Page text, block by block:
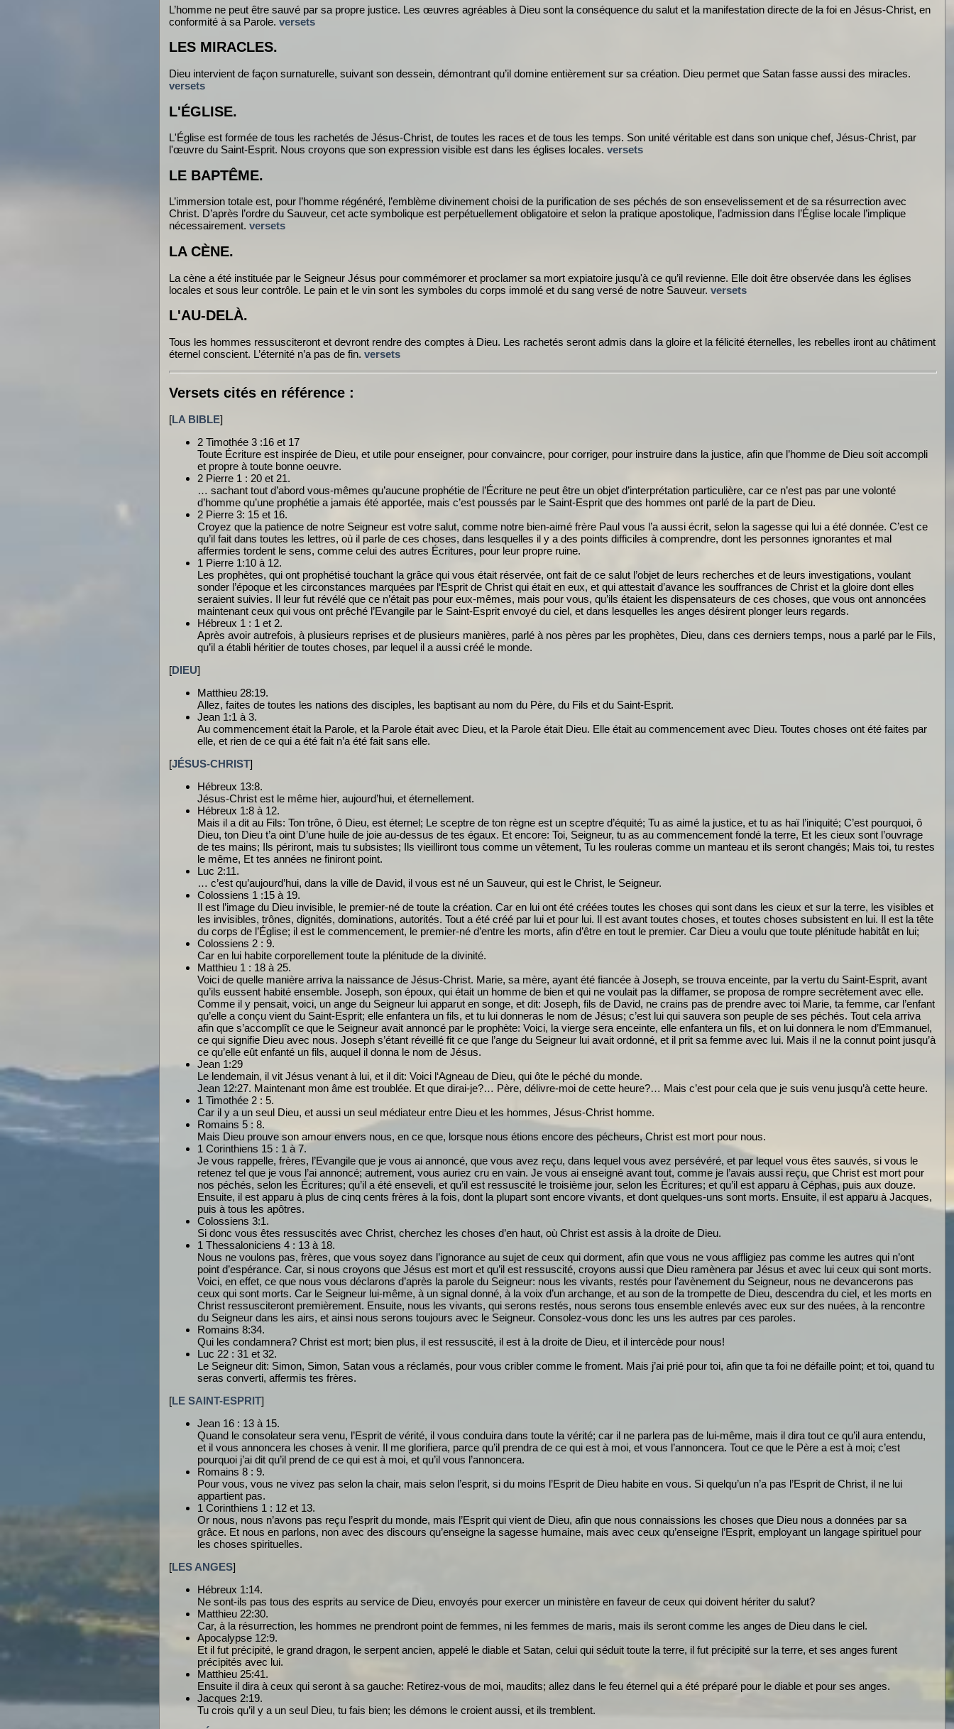
L’homme ne peut être sauvé par sa propre justice. Les œuvres agréables à Dieu sont la conséquence du salut et la manifestation directe de la foi en Jésus-Christ, en
conformité à sa Parole. versets
LES MIRACLES.
Dieu intervient de façon surnaturelle, suivant son dessein, démontrant qu’il domine entièrement sur sa création. Dieu permet que Satan fasse aussi des miracles.
versets
L'ÉGLISE.
L'Église est formée de tous les rachetés de Jésus-Christ, de toutes les races et de tous les temps. Son unité véritable est dans son unique chef, Jésus-Christ, par
l'œuvre du Saint-Esprit. Nous croyons que son expression visible est dans les églises locales. versets
LE BAPTÊME.
L’immersion totale est, pour l’homme régénéré, l’emblème divinement choisi de la purification de ses péchés de son ensevelissement et de sa résurrection avec
Christ. D’après l’ordre du Sauveur, cet acte symbolique est perpétuellement obligatoire et selon la pratique apostolique, l’admission dans l’Église locale l’implique
nécessairement. versets
LA CÈNE.
La cène a été instituée par le Seigneur Jésus pour commémorer et proclamer sa mort expiatoire jusqu'à ce qu’il revienne. Elle doit être observée dans les églises
locales et sous leur contrôle. Le pain et le vin sont les symboles du corps immolé et du sang versé de notre Sauveur. versets
L'AU-DELÀ.
Tous les hommes ressusciteront et devront rendre des comptes à Dieu. Les rachetés seront admis dans la gloire et la félicité éternelles, les rebelles iront au châtiment
éternel conscient. L’éternité n’a pas de fin. versets
Versets cités en référence :
[LA BIBLE]
2 Timothée 3 :16 et 17
Toute Écriture est inspirée de Dieu, et utile pour enseigner, pour convaincre, pour corriger, pour instruire dans la justice, afin que l’homme de Dieu soit accompli
et propre à toute bonne oeuvre.
2 Pierre 1 : 20 et 21.
… sachant tout d’abord vous-mêmes qu’aucune prophétie de l’Écriture ne peut être un objet d’interprétation particulière, car ce n’est pas par une volonté
d’homme qu’une prophétie a jamais été apportée, mais c’est poussés par le Saint-Esprit que des hommes ont parlé de la part de Dieu.
2 Pierre 3: 15 et 16.
Croyez que la patience de notre Seigneur est votre salut, comme notre bien-aimé frère Paul vous l’a aussi écrit, selon la sagesse qui lui a été donnée. C’est ce
qu’il fait dans toutes les lettres, où il parle de ces choses, dans lesquelles il y a des points difficiles à comprendre, dont les personnes ignorantes et mal
affermies tordent le sens, comme celui des autres Écritures, pour leur propre ruine.
1 Pierre 1:10 à 12.
Les prophètes, qui ont prophétisé touchant la grâce qui vous était réservée, ont fait de ce salut l’objet de leurs recherches et de leurs investigations, voulant
sonder l’époque et les circonstances marquées par l‘Esprit de Christ qui était en eux, et qui attestait d’avance les souffrances de Christ et la gloire dont elles
seraient suivies. Il leur fut révélé que ce n’était pas pour eux-mêmes, mais pour vous, qu’ils étaient les dispensateurs de ces choses, que vous ont annoncées
maintenant ceux qui vous ont prêché l’Evangile par le Saint-Esprit envoyé du ciel, et dans lesquelles les anges désirent plonger leurs regards.
Hébreux 1 : 1 et 2.
Après avoir autrefois, à plusieurs reprises et de plusieurs manières, parlé à nos pères par les prophètes, Dieu, dans ces derniers temps, nous a parlé par le Fils,
qu’il a établi héritier de toutes choses, par lequel il a aussi créé le monde.
[DIEU]
Matthieu 28:19.
Allez, faites de toutes les nations des disciples, les baptisant au nom du Père, du Fils et du Saint-Esprit.
Jean 1:1 à 3.
Au commencement était la Parole, et la Parole était avec Dieu, et la Parole était Dieu. Elle était au commencement avec Dieu. Toutes choses ont été faites par
elle, et rien de ce qui a été fait n’a été fait sans elle.
[JÉSUS-CHRIST]
Hébreux 13:8.
Jésus-Christ est le même hier, aujourd’hui, et éternellement.
Hébreux 1:8 à 12.
Mais il a dit au Fils: Ton trône, ô Dieu, est éternel; Le sceptre de ton règne est un sceptre d’équité; Tu as aimé la justice, et tu as haï l’iniquité; C’est pourquoi, ô
Dieu, ton Dieu t’a oint D’une huile de joie au-dessus de tes égaux. Et encore: Toi, Seigneur, tu as au commencement fondé la terre, Et les cieux sont l’ouvrage
de tes mains; Ils périront, mais tu subsistes; Ils vieilliront tous comme un vêtement, Tu les rouleras comme un manteau et ils seront changés; Mais toi, tu restes
le même, Et tes années ne finiront point.
Luc 2:11.
… c’est qu’aujourd’hui, dans la ville de David, il vous est né un Sauveur, qui est le Christ, le Seigneur.
Colossiens 1 :15 à 19.
Il est l’image du Dieu invisible, le premier-né de toute la création. Car en lui ont été créées toutes les choses qui sont dans les cieux et sur la terre, les visibles et
les invisibles, trônes, dignités, dominations, autorités. Tout a été créé par lui et pour lui. Il est avant toutes choses, et toutes choses subsistent en lui. Il est la tête
du corps de l’Église; il est le commencement, le premier-né d’entre les morts, afin d’être en tout le premier. Car Dieu a voulu que toute plénitude habitât en lui;
Colossiens 2 : 9.
Car en lui habite corporellement toute la plénitude de la divinité.
Matthieu 1 : 18 à 25.
Voici de quelle manière arriva la naissance de Jésus-Christ. Marie, sa mère, ayant été fiancée à Joseph, se trouva enceinte, par la vertu du Saint-Esprit, avant
qu’ils eussent habité ensemble. Joseph, son époux, qui était un homme de bien et qui ne voulait pas la diffamer, se proposa de rompre secrètement avec elle.
Comme il y pensait, voici, un ange du Seigneur lui apparut en songe, et dit: Joseph, fils de David, ne crains pas de prendre avec toi Marie, ta femme, car l’enfant
qu’elle a conçu vient du Saint-Esprit; elle enfantera un fils, et tu lui donneras le nom de Jésus; c’est lui qui sauvera son peuple de ses péchés. Tout cela arriva
afin que s’accomplît ce que le Seigneur avait annoncé par le prophète: Voici, la vierge sera enceinte, elle enfantera un fils, et on lui donnera le nom d’Emmanuel,
ce qui signifie Dieu avec nous. Joseph s’étant réveillé fit ce que l’ange du Seigneur lui avait ordonné, et il prit sa femme avec lui. Mais il ne la connut point jusqu’à
ce qu’elle eût enfanté un fils, auquel il donna le nom de Jésus.
Jean 1:29
Le lendemain, il vit Jésus venant à lui, et il dit: Voici l‘Agneau de Dieu, qui ôte le péché du monde.
Jean 12:27. Maintenant mon âme est troublée. Et que dirai-je?… Père, délivre-moi de cette heure?… Mais c’est pour cela que je suis venu jusqu’à cette heure.
1 Timothée 2 : 5.
Car il y a un seul Dieu, et aussi un seul médiateur entre Dieu et les hommes, Jésus-Christ homme.
Romains 5 : 8.
Mais Dieu prouve son amour envers nous, en ce que, lorsque nous étions encore des pécheurs, Christ est mort pour nous.
1 Corinthiens 15 : 1 à 7.
Je vous rappelle, frères, l’Evangile que je vous ai annoncé, que vous avez reçu, dans lequel vous avez persévéré, et par lequel vous êtes sauvés, si vous le
retenez tel que je vous l’ai annoncé; autrement, vous auriez cru en vain. Je vous ai enseigné avant tout, comme je l’avais aussi reçu, que Christ est mort pour
nos péchés, selon les Écritures; qu’il a été enseveli, et qu’il est ressuscité le troisième jour, selon les Écritures; et qu’il est apparu à Céphas, puis aux douze.
Ensuite, il est apparu à plus de cinq cents frères à la fois, dont la plupart sont encore vivants, et dont quelques-uns sont morts. Ensuite, il est apparu à Jacques,
puis à tous les apôtres.
Colossiens 3:1.
Si donc vous êtes ressuscités avec Christ, cherchez les choses d’en haut, où Christ est assis à la droite de Dieu.
1 Thessaloniciens 4 : 13 à 18.
Nous ne voulons pas, frères, que vous soyez dans l’ignorance au sujet de ceux qui dorment, afin que vous ne vous affligiez pas comme les autres qui n’ont
point d’espérance. Car, si nous croyons que Jésus est mort et qu’il est ressuscité, croyons aussi que Dieu ramènera par Jésus et avec lui ceux qui sont morts.
Voici, en effet, ce que nous vous déclarons d’après la parole du Seigneur: nous les vivants, restés pour l’avènement du Seigneur, nous ne devancerons pas
ceux qui sont morts. Car le Seigneur lui-même, à un signal donné, à la voix d’un archange, et au son de la trompette de Dieu, descendra du ciel, et les morts en
Christ ressusciteront premièrement. Ensuite, nous les vivants, qui serons restés, nous serons tous ensemble enlevés avec eux sur des nuées, à la rencontre
du Seigneur dans les airs, et ainsi nous serons toujours avec le Seigneur. Consolez-vous donc les uns les autres par ces paroles.
Romains 8:34.
Qui les condamnera? Christ est mort; bien plus, il est ressuscité, il est à la droite de Dieu, et il intercède pour nous!
Luc 22 : 31 et 32.
Le Seigneur dit: Simon, Simon, Satan vous a réclamés, pour vous cribler comme le froment. Mais j’ai prié pour toi, afin que ta foi ne défaille point; et toi, quand tu
seras converti, affermis tes frères.
[LE SAINT-ESPRIT]
Jean 16 : 13 à 15.
Quand le consolateur sera venu, l’Esprit de vérité, il vous conduira dans toute la vérité; car il ne parlera pas de lui-même, mais il dira tout ce qu’il aura entendu,
et il vous annoncera les choses à venir. Il me glorifiera, parce qu’il prendra de ce qui est à moi, et vous l’annoncera. Tout ce que le Père a est à moi; c’est
pourquoi j’ai dit qu’il prend de ce qui est à moi, et qu’il vous l’annoncera.
Romains 8 : 9.
Pour vous, vous ne vivez pas selon la chair, mais selon l’esprit, si du moins l’Esprit de Dieu habite en vous. Si quelqu’un n’a pas l’Esprit de Christ, il ne lui
appartient pas.
1 Corinthiens 1 : 12 et 13.
Or nous, nous n’avons pas reçu l’esprit du monde, mais l’Esprit qui vient de Dieu, afin que nous connaissions les choses que Dieu nous a données par sa
grâce. Et nous en parlons, non avec des discours qu’enseigne la sagesse humaine, mais avec ceux qu’enseigne l’Esprit, employant un langage spirituel pour
les choses spirituelles.
[LES ANGES]
Hébreux 1:14.
Ne sont-ils pas tous des esprits au service de Dieu, envoyés pour exercer un ministère en faveur de ceux qui doivent hériter du salut?
Matthieu 22:30.
Car, à la résurrection, les hommes ne prendront point de femmes, ni les femmes de maris, mais ils seront comme les anges de Dieu dans le ciel.
Apocalypse 12:9.
Et il fut précipité, le grand dragon, le serpent ancien, appelé le diable et Satan, celui qui séduit toute la terre, il fut précipité sur la terre, et ses anges furent
précipités avec lui.
Matthieu 25:41.
Ensuite il dira à ceux qui seront à sa gauche: Retirez-vous de moi, maudits; allez dans le feu éternel qui a été préparé pour le diable et pour ses anges.
Jacques 2:19.
Tu crois qu’il y a un seul Dieu, tu fais bien; les démons le croient aussi, et ils tremblent.